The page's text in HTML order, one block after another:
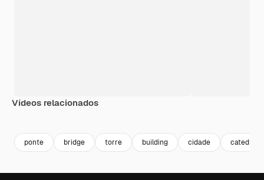
Vídeos relacionados
ponte bridge torre building cidade catedral